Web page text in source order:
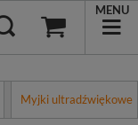
MENU
Myjki ultradźwiękowe